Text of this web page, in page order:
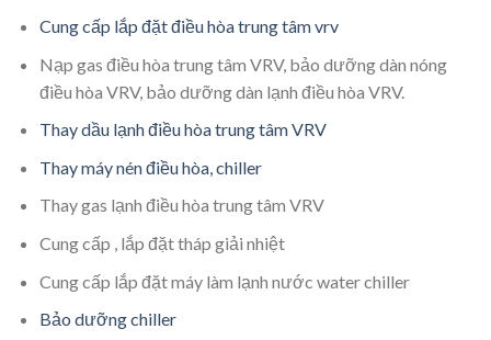
Cung cấp lắp đặt điều hòa trung tâm vrv
Nạp gas điều hòa trung tâm VRV, bảo dưỡng dàn nóng
điều hòa VRV, bảo dưỡng dàn lạnh điều hòa VRV.
Thay dầu lạnh điều hòa trung tâm VRV
Thay máy nén điều hòa, chiller
Thay gas lạnh điều hòa trung tâm VRV
Cung cấp , lắp đặt tháp giải nhiệt
Cung cấp lắp đặt máy làm lạnh nước water chiller
Bảo dưỡng chiller